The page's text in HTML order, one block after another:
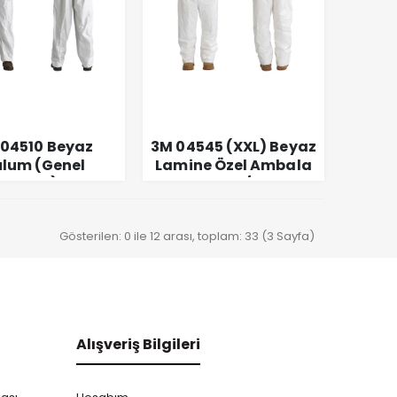
Beyaz
(Genel
XXL
3M 04545 (XXL) Beyaz
Lamine Özel Ambala
Tulum /Biy
Gösterilen: 0 ile 12 arası, toplam: 33 (3 Sayfa)
Alışveriş Bilgileri